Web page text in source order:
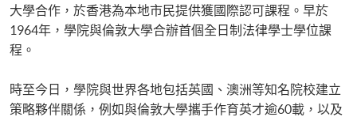
大學合作，於香港為本地市民提供獲國際認可課程。早於
1964年，學院與倫敦大學合辦首個全日制法律學士學位課
程。
時至今日，學院與世界各地包括英國、澳洲等知名院校建立
策略夥伴關係，例如與倫敦大學攜手作育英才逾60載，以及